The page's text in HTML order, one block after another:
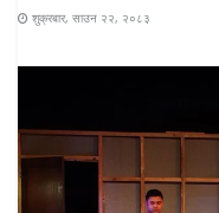
शुक्रबार, साउन २२, २०८३